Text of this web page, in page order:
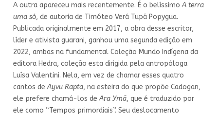
A outra apareceu mais recentemente. É o belíssimoA terra
uma só, de autoria de Timóteo Verá Tupã Popygua.
Publicada originalmente em 2017, a obra desse escritor,
líder e ativista guarani, ganhou uma segunda edição em
2022, ambas na fundamental Coleção Mundo Indígena da
editora Hedra, coleção esta dirigida pela antropóloga
Luísa Valentini. Nela, em vez de chamar esses quatro
cantos deAyvu Rapta, na esteira do que propõe Cadogan,
ele prefere chamá-los deAra Ymã, que é traduzido por
ele como “Tempos primordiais”. Seu deslocamento